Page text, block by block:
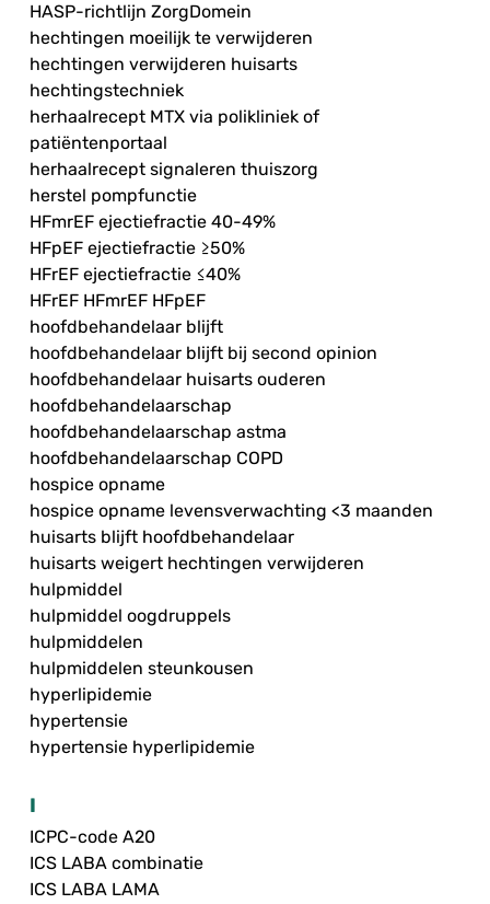
HASP-richtlijn ZorgDomein
hechtingen moeilijk te verwijderen
hechtingen verwijderen huisarts
hechtingstechniek
herhaalrecept MTX via polikliniek of
patiëntenportaal
herhaalrecept signaleren thuiszorg
herstel pompfunctie
HFmrEF ejectiefractie 40-49%
HFpEF ejectiefractie ≥50%
HFrEF ejectiefractie ≤40%
HFrEF HFmrEF HFpEF
hoofdbehandelaar blijft
hoofdbehandelaar blijft bij second opinion
hoofdbehandelaar huisarts ouderen
hoofdbehandelaarschap
hoofdbehandelaarschap astma
hoofdbehandelaarschap COPD
hospice opname
hospice opname levensverwachting <3 maanden
huisarts blijft hoofdbehandelaar
huisarts weigert hechtingen verwijderen
hulpmiddel
hulpmiddel oogdruppels
hulpmiddelen
hulpmiddelen steunkousen
hyperlipidemie
hypertensie
hypertensie hyperlipidemie
I
ICPC-code A20
ICS LABA combinatie
ICS LABA LAMA